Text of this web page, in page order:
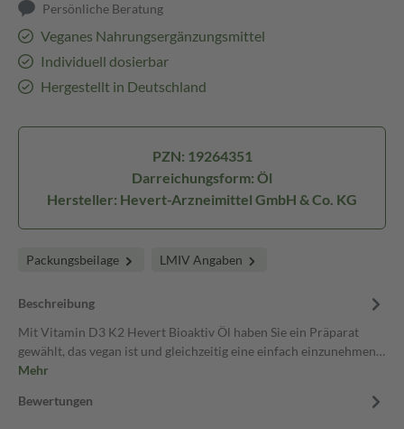
Persönliche Beratung
Veganes Nahrungsergänzungsmittel
Individuell dosierbar
Hergestellt in Deutschland
PZN: 19264351
Darreichungsform: Öl
Hersteller: Hevert-Arzneimittel GmbH & Co. KG
Packungsbeilage LMIV Angaben
Beschreibung
Mit Vitamin D3 K2 Hevert Bioaktiv Öl haben Sie ein Präparat
gewählt, das vegan ist und gleichzeitig eine einfach einzunehmen…
Mehr
Bewertungen